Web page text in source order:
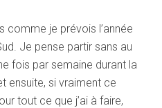
comme je prévois l’année
Je pense partir sans au
fois par semaine durant la
ensuite, si vraiment ce
tout ce que j’ai à faire,